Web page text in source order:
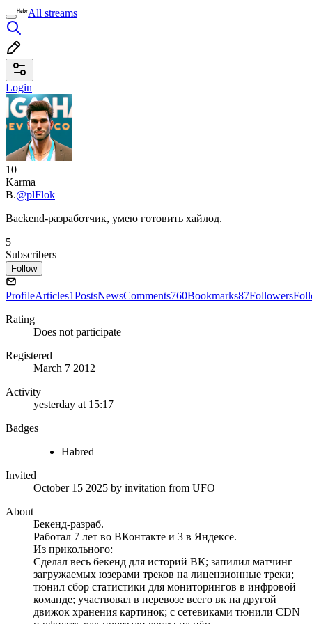
All streams
Login
10
Karma
В.@plFlok
Backend-разработчик, умею готовить хайлод.
5
Subscribers
Follow
ProfileArticles1PostsNewsComments760Bookmarks87Followers
Rating
Does not participate
Registered
March 7 2012
Activity
yesterday at 15:17
Badges
Habred
Invited
October 15 2025 by invitation from UFO
About
Бекенд-разраб.
Работал 7 лет во ВКонтакте и 3 в Яндексе.
Из прикольного:
Сделал весь бекенд для историй ВК; запилил матчинг
загружаемых юзерами треков на лицензионные треки;
тюнил сбор статистики для мониторингов в инфровой
команде; участвовал в перевозе всего вк на другой
движок хранения картинок; с сетевиками тюнили CDN